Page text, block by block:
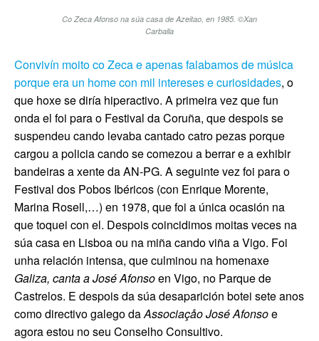
Co Zeca Afonso na súa casa de Azeitao, en 1985. ©Xan
Carballa
Convivín moito co Zeca e apenas falabamos de música
porque era un home con mil intereses e curiosidades, o
que hoxe se diría hiperactivo. A primeira vez que fun
onda el foi para o Festival da Coruña, que despois se
suspendeu cando levaba cantado catro pezas porque
cargou a policia cando se comezou a berrar e a exhibir
bandeiras a xente da AN-PG. A seguinte vez foi para o
Festival dos Pobos Ibéricos (con Enrique Morente,
Marina Rosell,…) en 1978, que foi a única ocasión na
que toquei con el. Despois coincidimos moitas veces na
súa casa en Lisboa ou na miña cando viña a Vigo. Foi
unha relación intensa, que culminou na homenaxe
Galiza, canta a José Afonsoen Vigo, no Parque de
Castrelos. E despois da súa desaparición botei sete anos
como directivo galego daAssociaçåo José Afonsoe
agora estou no seu Conselho Consultivo.